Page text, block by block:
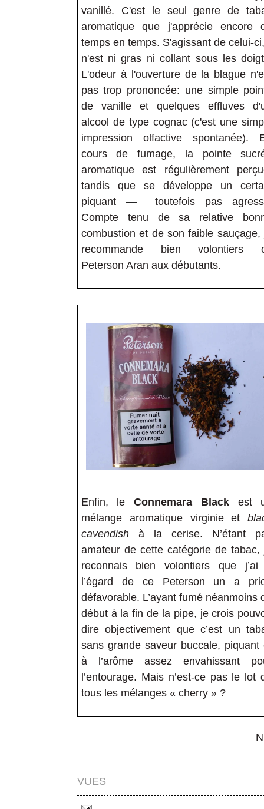
vanillé. C'est le seul genre de
aromatique que j'apprécie encore
temps en temps. S'agissant de celui-
n'est ni gras ni collant sous les
L'odeur à l'ouverture de la blague
pas trop prononcée: une simple
de vanille et quelques effluves
alcool de type cognac (c'est une
impression olfactive spontanée).
cours de fumage, la pointe
aromatique est régulièrement
tandis que se développe un
piquant —
toutefois pas
Compte tenu de sa relative
combustion et de son faible sauçage,
recommande bien volontiers
Peterson Aran aux débutants.
Enfin, leConnemara Blackest
mélange aromatique virginie et
cavendishà la cerise. N’étant
amateur de cette catégorie de tabac,
reconnais bien volontiers que
l’égard de ce Peterson un a
défavorable. L’ayant fumé néanmoins
début à la fin de la pipe, je crois
dire objectivement que c’est un
sans grande saveur buccale, piquant
à l’arôme assez envahissant
l’entourage. Mais n’est-ce pas le lot
tous les mélanges « cherry » ?
VUES